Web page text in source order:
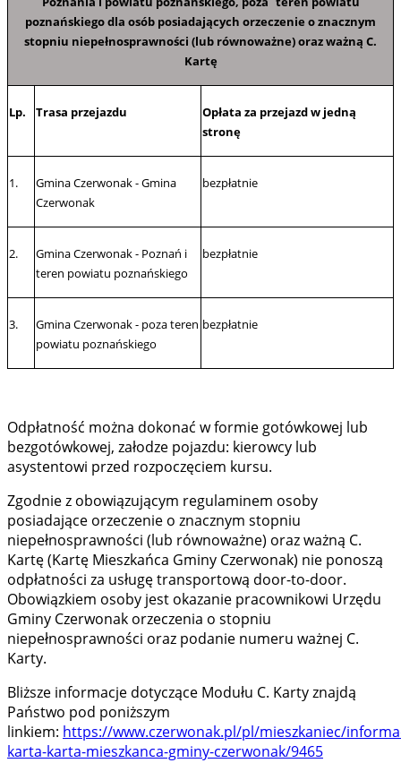
poznańskiego dla osób posiadających orzeczenie o znacznym
stopniu niepełnosprawności (lub równoważne) oraz ważną C.
Kartę
Lp. Trasa przejazdu
Opłata za przejazd w jedną
stronę
1.
Gmina Czerwonak - Gmina
Czerwonak
bezpłatnie
2.
Gmina Czerwonak - Poznań i
teren powiatu poznańskiego
bezpłatnie
3.
Gmina Czerwonak - poza teren
powiatu poznańskiego
bezpłatnie
Odpłatność można dokonać w formie gotówkowej lub
bezgotówkowej, załodze pojazdu: kierowcy lub
asystentowi przed rozpoczęciem kursu.
Zgodnie z obowiązującym regulaminem osoby
posiadające orzeczenie o znacznym stopniu
niepełnosprawności (lub równoważne) oraz ważną C.
Kartę (Kartę Mieszkańca Gminy Czerwonak) nie ponoszą
odpłatności za usługę transportową door-to-door.
Obowiązkiem osoby jest okazanie pracownikowi Urzędu
Gminy Czerwonak orzeczenia o stopniu
niepełnosprawności oraz podanie numeru ważnej C.
Karty.
Bliższe informacje dotyczące Modułu C. Karty znajdą
Państwo pod poniższym
linkiem: https://www.czerwonak.pl/pl/mieszkaniec/
karta-karta-mieszkanca-gminy-czerwonak/9465